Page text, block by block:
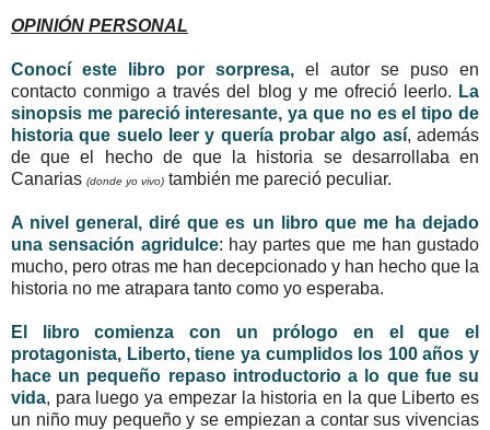
OPINIÓN PERSONAL
Conocí este libro por sorpresa, el autor se puso en
contacto conmigo a través del blog y me ofreció leerlo. La
sinopsis me pareció interesante, ya que no es el tipo de
historia que suelo leer y quería probar algo así, además
de que el hecho de que la historia se desarrollaba en
Canarias (donde yo vivo) también me pareció peculiar.
A nivel general, diré que es un libro que me ha dejado
una sensación agridulce: hay partes que me han gustado
mucho, pero otras me han decepcionado y han hecho que la
historia no me atrapara tanto como yo esperaba.
El libro comienza con un prólogo en el que el
protagonista, Liberto, tiene ya cumplidos los 100 años y
hace un pequeño repaso introductorio a lo que fue su
vida, para luego ya empezar la historia en la que Liberto es
un niño muy pequeño y se empiezan a contar sus vivencias